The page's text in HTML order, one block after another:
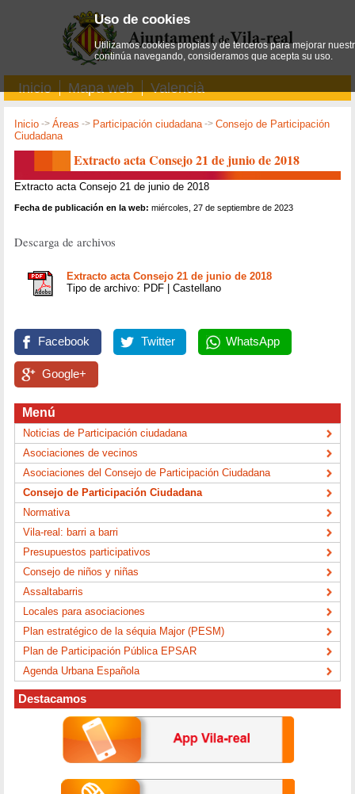
Inicio Mapa web Valencià
Inicio ->Áreas -> Participación ciudadana->Consejo de Participación
Ciudadana
Extracto acta Consejo 21 de junio de 2018
Extracto acta Consejo 21 de junio de 2018
Fecha de publicación en la web: miércoles, 27 de septiembre de 2023
Descarga de archivos
Extracto acta Consejo 21 de junio de 2018
Tipo de archivo: PDF | Castellano
Facebook Twitter WhatsApp
Google+
Menú
Noticias de Participación ciudadana
Asociaciones de vecinos
Asociaciones del Consejo de Participación Ciudadana
Consejo de Participación Ciudadana
Normativa
Vila-real: barri a barri
Presupuestos participativos
Consejo de niños y niñas
Assaltabarris
Locales para asociaciones
Plan estratégico de la séquia Major (PESM)
Plan de Participación Pública EPSAR
Agenda Urbana Española
Destacamos
Uso de cookies
Utilizamos cookies propias y de terceros para mejorar
continúa navegando, consideramos que acepta su uso.